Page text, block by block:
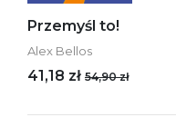
Przemyśl to!
Alex Bellos
41,18 zł 54,90 zł